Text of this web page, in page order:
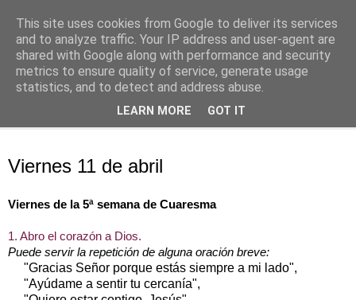
Oración personal
con el Evangelio de cada día
Viernes 11 de abril
Viernes de la 5ª semana de Cuaresma
1. Abro el corazón a Dios.
Puede servir la repetición de alguna oración breve:
"Gracias Señor porque estás siempre a mi lado",
"Ayúdame a sentir tu cercanía",
This site uses cookies from Google to deliver its services
and to analyze traffic. Your IP address and user-agent are
shared with Google along with performance and security
metrics to ensure quality of service, generate usage
statistics, and to detect and address abuse.
LEARN MORE GOT IT